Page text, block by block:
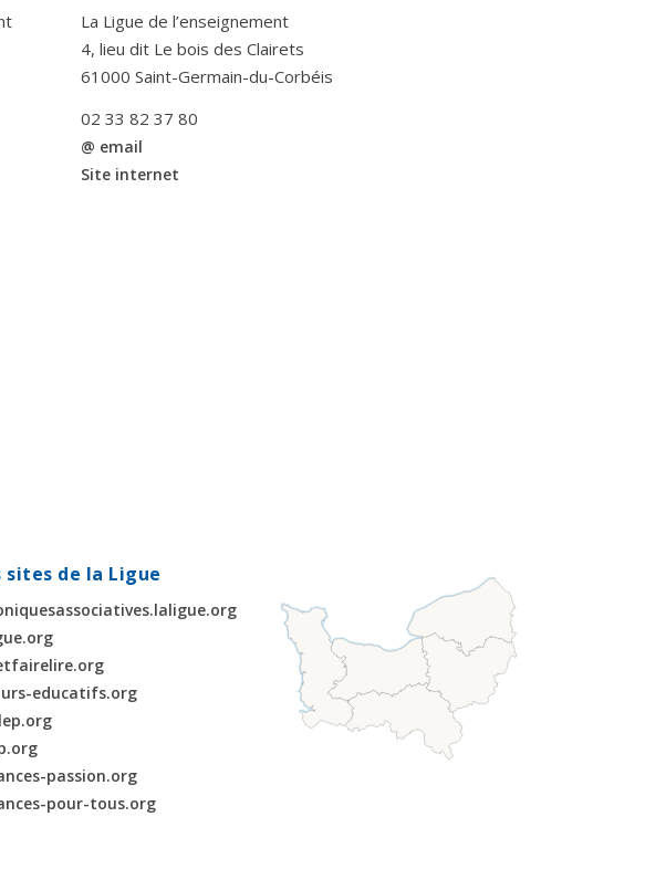
La Ligue de l’enseignement
4, lieu dit Le bois des Clairets
61000 Saint-Germain-du-Corbéis
02 33 82 37 80
@ email
Site internet
sites de la Ligue
educatifs.org
passion.org
pour-tous.org